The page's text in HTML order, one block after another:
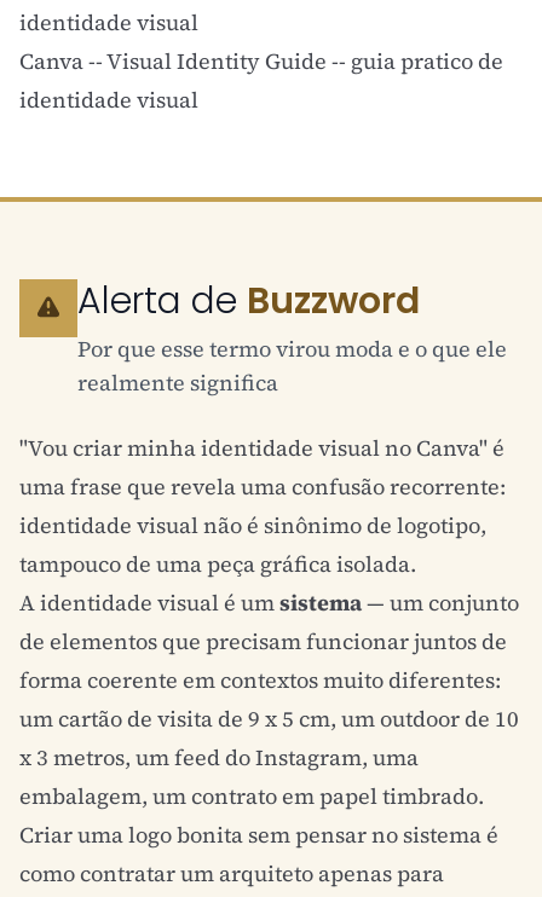
identidade visual
Canva -- Visual Identity Guide -- guia pratico de
identidade visual
Alerta de Buzzword
Por que esse termo virou moda e o que ele
realmente significa
"Vou criar minha identidade visual no Canva" é
uma frase que revela uma confusão recorrente:
identidade visual não é sinônimo de logotipo,
tampouco de uma peça gráfica isolada.
A identidade visual é umsistema— um conjunto
de elementos que precisam funcionar juntos de
forma coerente em contextos muito diferentes:
um cartão de visita de 9 x 5 cm, um outdoor de 10
x 3 metros, um feed do Instagram, uma
embalagem, um contrato em papel timbrado.
Criar uma logo bonita sem pensar no sistema é
como contratar um arquiteto apenas para